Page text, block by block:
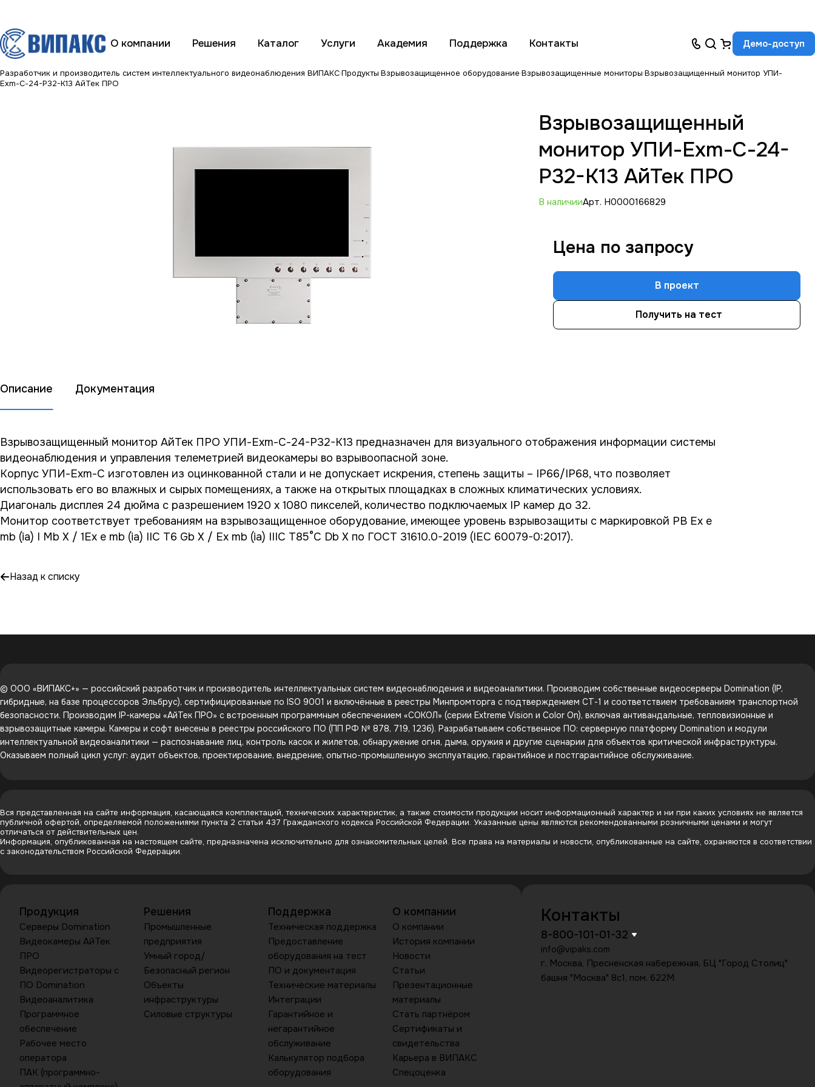
О компании Решения Каталог Услуги Академия Поддержка Контакты Демо-доступ
Разработчик и производитель систем интеллектуального видеонаблюдения ВИПАКСПродукты Взрывозащищенное оборудование Взрывозащищенные мониторы Взрывозащищенный монитор УПИ-
Exm-С-24-Р32-К13 АйТек ПРО
Взрывозащищенный
монитор УПИ-Exm-С-24-
Р32-К13 АйТек ПРО
В наличииАрт. Н0000166829
Цена по запросу
В проект
Получить на тест
Описание Документация
Взрывозащищенный монитор АйТек ПРО УПИ-Exm-С-24-Р32-К13 предназначен для визуального отображения информации системы
видеонаблюдения и управления телеметрией видеокамеры во взрывоопасной зоне.
Корпус УПИ-Exm-C изготовлен из оцинкованной стали и не допускает искрения, степень защиты – IP66/IP68, что позволяет
использовать его во влажных и сырых помещениях, а также на открытых площадках в сложных климатических условиях.
Диагональ дисплея 24 дюйма с разрешением 1920 x 1080 пикселей, количество подключаемых IP камер до 32.
Монитор соответствует требованиям на взрывозащищенное оборудование, имеющее уровень взрывозащиты с маркировкой РВ Ех e
mb (ia) I Mb X / 1Ex e mb (ia) IIC T6 Gb X / Ex mb (ia) IIIC T85°C Db Х по ГОСТ 31610.0-2019 (IEC 60079-0:2017).
Назад к списку
© ООО «ВИПАКС+» — российский разработчик и производитель интеллектуальных систем видеонаблюдения и видеоаналитики. Производим собственные видеосерверы Domination (IP,
гибридные, на базе процессоров Эльбрус), сертифицированные по ISO 9001 и включённые в реестры Минпромторга с подтверждением СТ-1 и соответствием требованиям транспортной
безопасности. Производим IP-камеры «АйТек ПРО» с встроенным программным обеспечением «СОКОЛ» (серии Extreme Vision и Color On), включая антивандальные, тепловизионные и
взрывозащитные камеры. Камеры и софт внесены в реестры российского ПО (ПП РФ № 878, 719, 1236). Разрабатываем собственное ПО: серверную платформу Domination и модули
интеллектуальной видеоаналитики — распознавание лиц, контроль касок и жилетов, обнаружение огня, дыма, оружия и другие сценарии для объектов критической инфраструктуры.
Оказываем полный цикл услуг: аудит объектов, проектирование, внедрение, опытно-промышленную эксплуатацию, гарантийное и постгарантийное обслуживание.
Вся представленная на сайте информация, касающаяся комплектаций, технических характеристик, а также стоимости продукции носит информационный характер и ни при каких условиях не является
публичной офертой, определяемой положениями пункта 2 статьи 437 Гражданского кодекса Российской Федерации. Указанные цены являются рекомендованными розничными ценами и могут
отличаться от действительных цен.
Информация, опубликованная на настоящем сайте, предназначена исключительно для ознакомительных целей. Все права на материалы и новости, опубликованные на сайте, охраняются в соответствии
с законодательством Российской Федерации.
Продукция
Серверы Domination
Видеокамеры АйТек
ПРО
Видеорегистраторы с
ПО Domination
Видеоаналитика
Программное
обеспечение
Рабочее место
оператора
ПАК (программно-
Решения
Промышленные
предприятия
Умный город/
Безопасный регион
Объекты
инфраструктуры
Силовые структуры
Поддержка
Техническая поддержка
Предоставление
оборудования на тест
ПО и документация
Технические материалы
Интеграции
Гарантийное и
негарантийное
обслуживание
Калькулятор подбора
оборудования
О компании
О компании
История компании
Новости
Статьи
Презентационные
материалы
Стать партнёром
Сертификаты и
свидетельства
Карьера в ВИПАКС
Спецоценка
Контакты
8-800-101-01-32
info@vipaks.com
г. Москва, Пресненская набережная, БЦ "Город Столиц"
башня "Москва" 8с1, пом. 622М